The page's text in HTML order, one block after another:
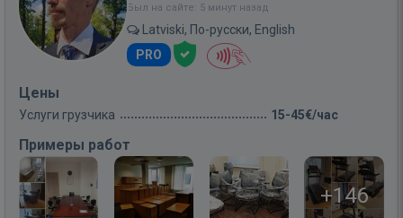
Был на сайте: 5 минут назад
Latviski, По-русски, English
PRO
Цены
Услуги грузчика 15-45€/час
Примеры работ
+146